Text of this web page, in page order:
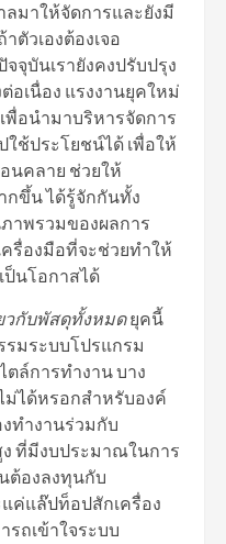
มาให้จัดการและยังมี
ตัวเองต้องเจอ
จุบันเรายังคงปรับปรุง
อเนื่อง แรงงานยุคใหม่
พื่อนำมาบริหารจัดการ
ใช้ประโยชน์ได้ เพื่อให้
นคลาย ช่วยให้
กขึ้น ได้รู้จักกันทั้ง
าพรวมของผลการ
ครื่องมือที่จะช่วยทำให้
ป็นโอกาสได้
วกับพัสดุทั้งหมดยุคนี้
มระบบโปรแกรม
ตล์การทำงาน บาง
ม่ได้หรอกสำหรับองค์
งทำงานร่วมกับ
ที่มีงบประมาณในการ
ต้องลงทุนกับ
ค่แล๊ปท็อปสักเครื่อง
ถเข้าใจระบบ